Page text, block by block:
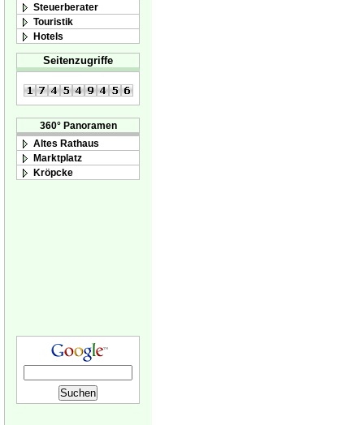
Steuerberater
Touristik
Hotels
Seitenzugriffe
360° Panoramen
Altes Rathaus
Marktplatz
Kröpcke